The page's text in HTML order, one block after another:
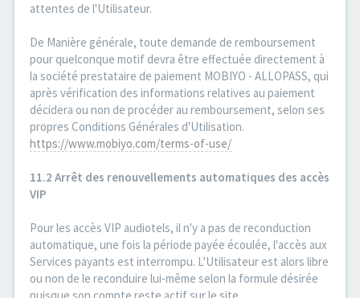
attentes de l'Utilisateur.
De Manière générale, toute demande de remboursement
pour quelconque motif devra être effectuée directement à
la société prestataire de paiement MOBIYO - ALLOPASS, qui
après vérification des informations relatives au paiement
décidera ou non de procéder au remboursement, selon ses
propres Conditions Générales d'Utilisation.
https://www.mobiyo.com/terms-of-use/
11.2 Arrêt des renouvellements automatiques des accès
VIP
Pour les accès VIP audiotels, il n'y a pas de reconduction
automatique, une fois la période payée écoulée, l'accès aux
Services payants est interrompu. L'Utilisateur est alors libre
ou non de le reconduire lui-même selon la formule désirée